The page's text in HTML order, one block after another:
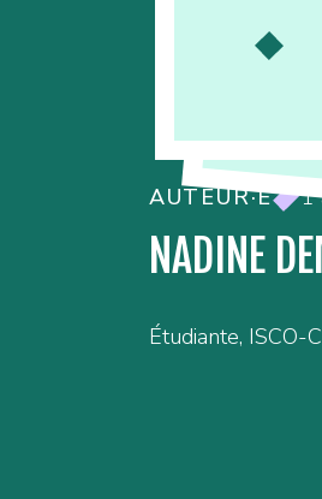
AUTEUR·E 1
NADINE
Étudiante, ISCO-